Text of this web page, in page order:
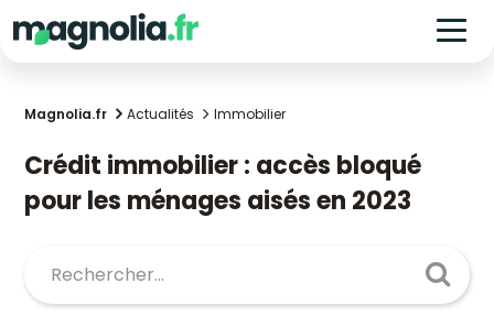
Magnolia.fr Actualités Immobilier
Crédit immobilier : accès bloqué
pour les ménages aisés en 2023